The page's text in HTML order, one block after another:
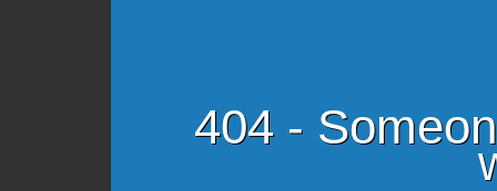
404 -